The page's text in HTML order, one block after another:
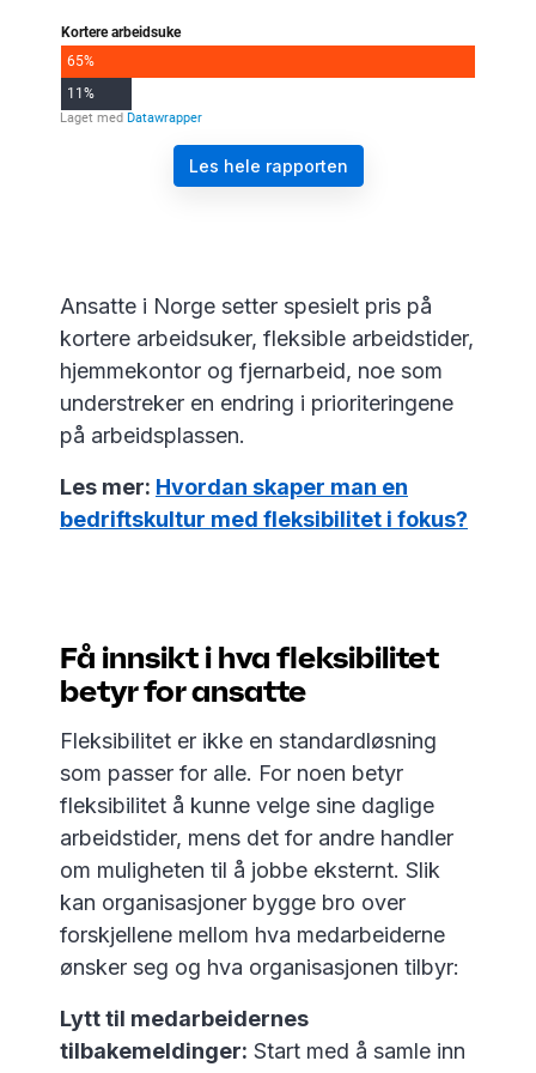
Les hele rapporten
Ansatte i Norge setter spesielt pris på
kortere arbeidsuker, fleksible arbeidstider,
hjemmekontor og fjernarbeid, noe som
understreker en endring i prioriteringene
på arbeidsplassen.
Les mer: Hvordan skaper man en
bedriftskultur med fleksibilitet i fokus?
Få innsikt i hva fleksibilitet
betyr for ansatte
Fleksibilitet er ikke en standardløsning
som passer for alle. For noen betyr
fleksibilitet å kunne velge sine daglige
arbeidstider, mens det for andre handler
om muligheten til å jobbe eksternt. Slik
kan organisasjoner bygge bro over
forskjellene mellom hva medarbeiderne
ønsker seg og hva organisasjonen tilbyr:
Lytt til medarbeidernes
tilbakemeldinger: Start med å samle inn